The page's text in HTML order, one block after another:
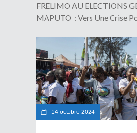
FRELIMO AU ELECTIONS
MAPUTO : Vers Une Crise
14 octobre 2024